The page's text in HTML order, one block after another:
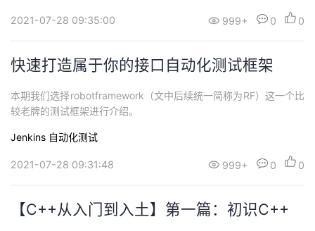
2021-07-28 09:35:00 999+ 0 0
快速打造属于你的接口自动化测试框架
本期我们选择robotframework（文中后续统一简称为RF）这一个比
较老牌的测试框架进行介绍。
Jenkins 自动化测试
2021-07-28 09:31:48 999+ 0 0
【C++从入门到入土】第一篇：初识C++